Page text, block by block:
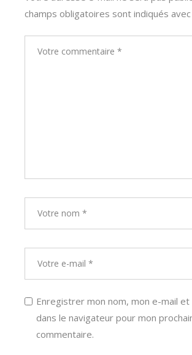
champs obligatoires sont indiqués
Enregistrer mon nom, mon e-mail
dans le navigateur pour mon
commentaire.